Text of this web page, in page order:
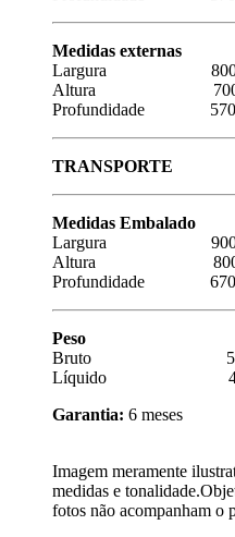
Medidas externas
Largura 800
Altura 700
Profundidade 570
TRANSPORTE
Medidas Embalado
Largura 900
Altura 800
Profundidade 670
Peso
Bruto 53
Líquido 41
Garantia: 6 meses
Imagem meramente
medidas e
fotos não acompanham o